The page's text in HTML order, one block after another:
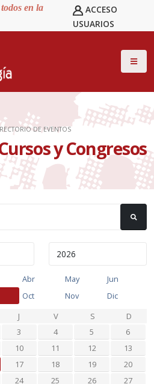
en la
ACCESO
USUARIOS
DE EVENTOS
y Congresos
Abr May
Jun
Oct Nov
Dic
J V S
D
3 4 5
6
10 11 12
13
17 18 19
20
24 25 26
27